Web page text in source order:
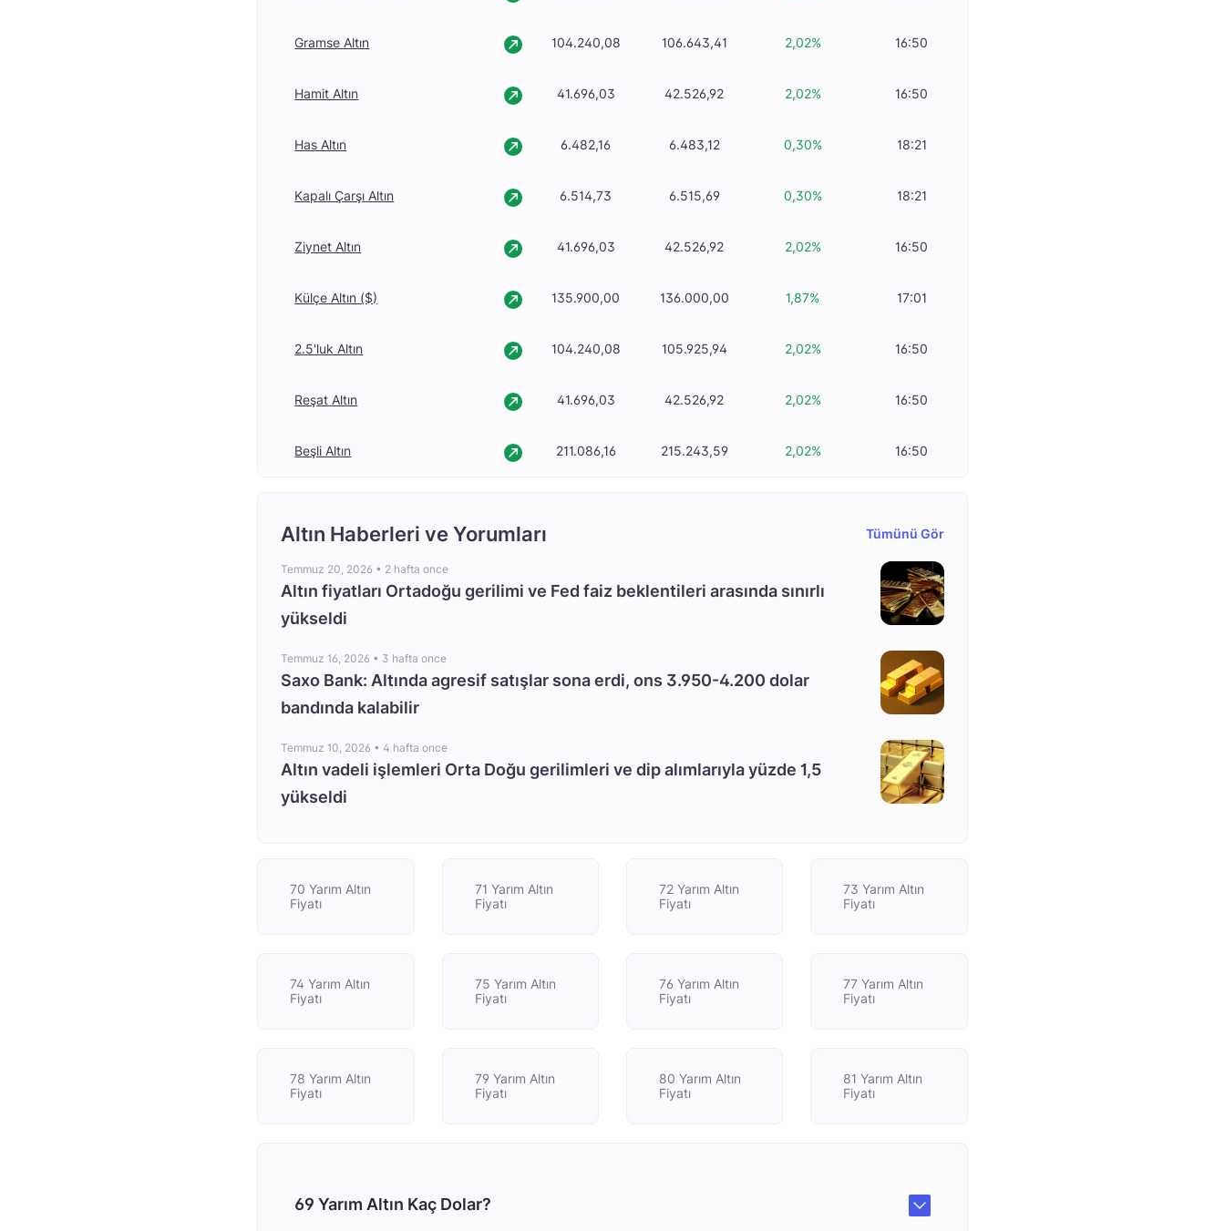
Gramse Altın 104.240,08 106.643,41 2,02% 16:50
Hamit Altın 41.696,03 42.526,92 2,02% 16:50
Has Altın 6.482,16 6.483,12 0,30% 18:21
Kapalı Çarşı Altın 6.514,73 6.515,69 0,30% 18:21
Ziynet Altın 41.696,03 42.526,92 2,02% 16:50
Külçe Altın ($) 135.900,00 136.000,00 1,87% 17:01
2.5'luk Altın 104.240,08 105.925,94 2,02% 16:50
Reşat Altın 41.696,03 42.526,92 2,02% 16:50
Beşli Altın 211.086,16 215.243,59 2,02% 16:50
Altın Haberleri ve Yorumları Tümünü Gör
Temmuz 20, 2026 • 2 hafta once
Altın fiyatları Ortadoğu gerilimi ve Fed faiz beklentileri arasında sınırlı
yükseldi
Temmuz 16, 2026 • 3 hafta once
Saxo Bank: Altında agresif satışlar sona erdi, ons 3.950-4.200 dolar
bandında kalabilir
Temmuz 10, 2026 •4 hafta once
Altın vadeli işlemleri Orta Doğu gerilimleri ve dip alımlarıyla yüzde 1,5
yükseldi
70 Yarım Altın
Fiyatı
71 Yarım Altın
Fiyatı
72 Yarım Altın
Fiyatı
73 Yarım Altın
Fiyatı
74 Yarım Altın
Fiyatı
75 Yarım Altın
Fiyatı
76 Yarım Altın
Fiyatı
77 Yarım Altın
Fiyatı
78 Yarım Altın
Fiyatı
79 Yarım Altın
Fiyatı
80 Yarım Altın
Fiyatı
81 Yarım Altın
Fiyatı
69 Yarım Altın Kaç Dolar?